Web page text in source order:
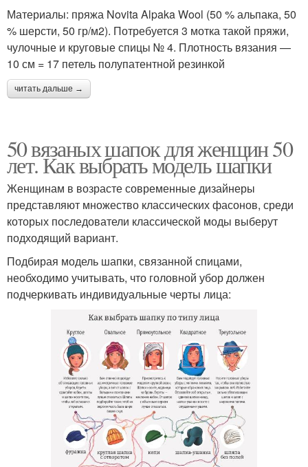
Материалы: пряжа Novita Alpaka Wool (50 % альпака, 50
% шерсти, 50 гр/м2). Потребуется 3 мотка такой пряжи,
чулочные и круговые спицы № 4. Плотность вязания —
10 см = 17 петель полупатентной резинкой
читать дальше →
50 вязаных шапок для женщин 50
лет. Как выбрать модель шапки
Женщинам в возрасте современные дизайнеры
представляют множество классических фасонов, среди
которых последователи классической моды выберут
подходящий вариант.
Подбирая модель шапки, связанной спицами,
необходимо учитывать, что головной убор должен
подчеркивать индивидуальные черты лица: